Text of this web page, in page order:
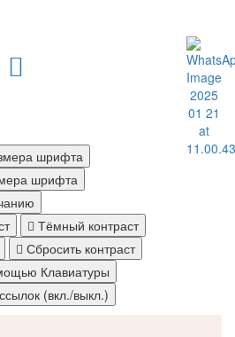
шрифта
шрифта
Тёмный контраст
Сбросить контраст
Клавиатуры
(вкл./выкл.)